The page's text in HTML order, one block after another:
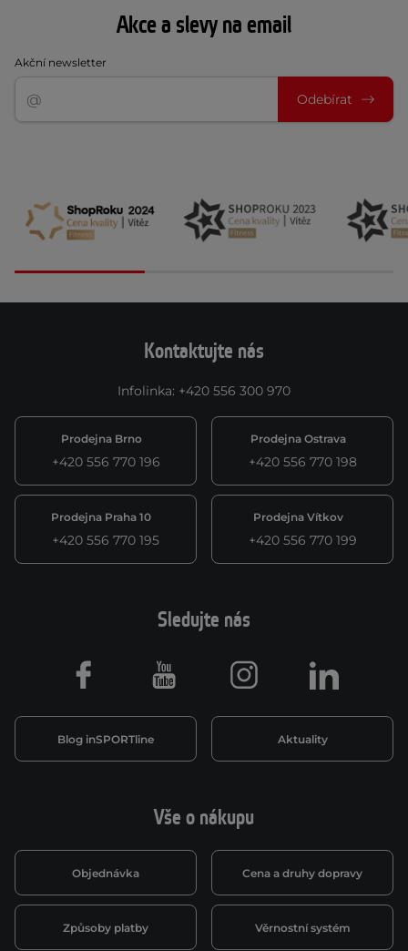
Akce a slevy na email
Akční newsletter
Odebírat
Kontaktujte nás
Infolinka: +420 556 300 970
Prodejna Brno
+420 556 770 196
Prodejna Ostrava
+420 556 770 198
Prodejna Praha 10
+420 556 770 195
Prodejna Vítkov
+420 556 770 199
Vše o nákupu
Objednávka Cena a druhy dopravy
Způsoby platby Věrnostní systém
Sledujte nás
Blog inSPORTline Aktuality
Facebook Youtube Instagram LinkedIn